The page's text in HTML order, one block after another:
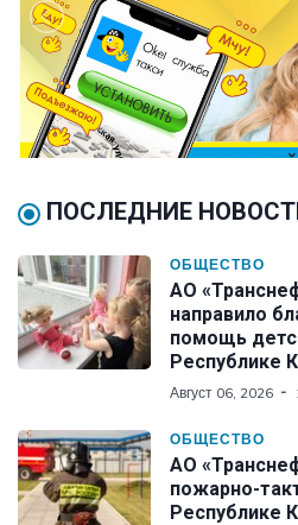
ПОСЛЕДНИЕ
ОБЩЕСТВО
АО
направило
помощь
Республике
Август 06, 2026
ОБЩЕСТВО
АО
пожарно-
Республике